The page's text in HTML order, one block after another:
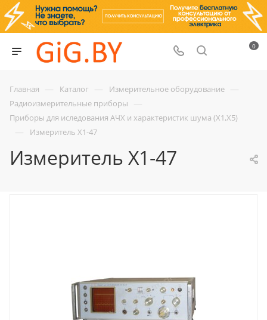
0
Главная — Каталог — Измерительное оборудование —
Радиоизмерительные приборы —
Приборы для иследования АЧХ и характеристик шума (Х1,Х5)
— Измеритель Х1-47
Измеритель Х1-47